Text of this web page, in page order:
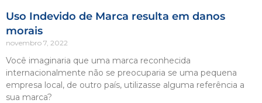
Uso Indevido de Marca resulta em danos
morais
novembro 7, 2022
Você imaginaria que uma marca reconhecida
internacionalmente não se preocuparia se uma pequena
empresa local, de outro país, utilizasse alguma referência a
sua marca?